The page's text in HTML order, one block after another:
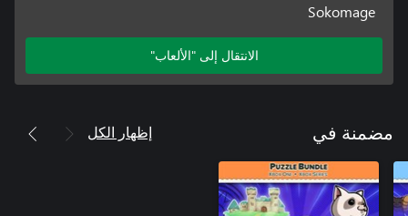
Sokomage
الانتقال إلى "الألعاب"
مضمنة في إظهار الكل